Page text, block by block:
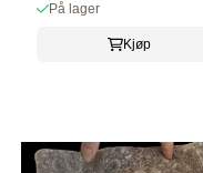
På lager
Kjøp